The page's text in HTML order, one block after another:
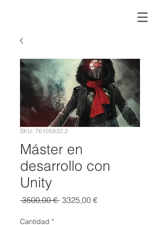
SKU: 76105832.2
Máster en
desarrollo con
Unity
3500,00 € Precio
3325,00 €Precio
Cantidad *